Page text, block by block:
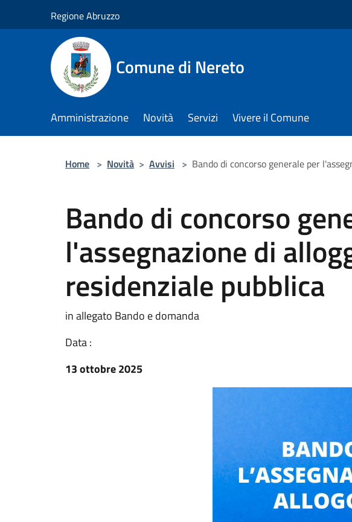
Regione Abruzzo
Comune di Nereto
Amministrazione Novità Servizi Vivere il Comune
Home > Novità > Avvisi > Bando di concorso generale per
Bando di concorso
l'assegnazione di
residenziale pubblica
in allegato Bando e domanda
Data :
13 ottobre 2025